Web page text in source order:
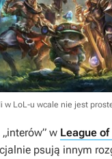
w LoL-u wcale nie jest
w League
psują innym